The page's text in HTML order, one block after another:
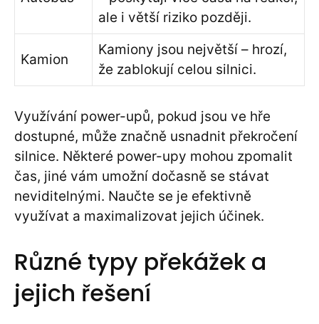
ale i větší riziko později.
Kamion
Kamiony jsou největší – hrozí,
že zablokují celou silnici.
Využívání power-upů, pokud jsou ve hře
dostupné, může značně usnadnit překročení
silnice. Některé power-upy mohou zpomalit
čas, jiné vám umožní dočasně se stávat
neviditelnými. Naučte se je efektivně
využívat a maximalizovat jejich účinek.
Různé typy překážek a
jejich řešení